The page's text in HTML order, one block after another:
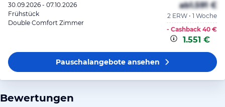
30.09.2026 - 07.10.2026
Frühstück
Double Comfort Zimmer
ab1.591 €
2 ERW • 1 Woche
- Cashback 40 €
1.551 €
Pauschalangeboteansehen
Bewertungen